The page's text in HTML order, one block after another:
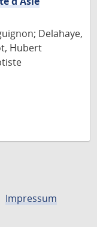
Delahaye,
Hubert
Impressum